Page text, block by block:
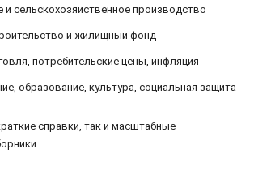
сельскохозяйственное производство
и жилищный фонд
потребительские цены, инфляция
образование, культура, социальная защита
справки, так и масштабные